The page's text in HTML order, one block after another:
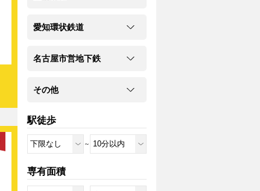
愛知環状鉄道
名古屋市営地下鉄
その他
駅徒歩
～
専有面積